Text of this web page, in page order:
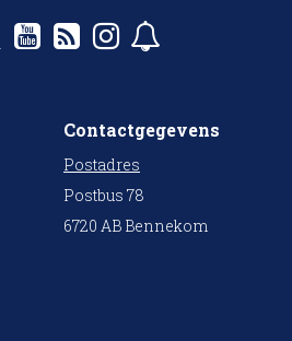
Contactgegevens
Postadres
Postbus 78
6720 AB Bennekom